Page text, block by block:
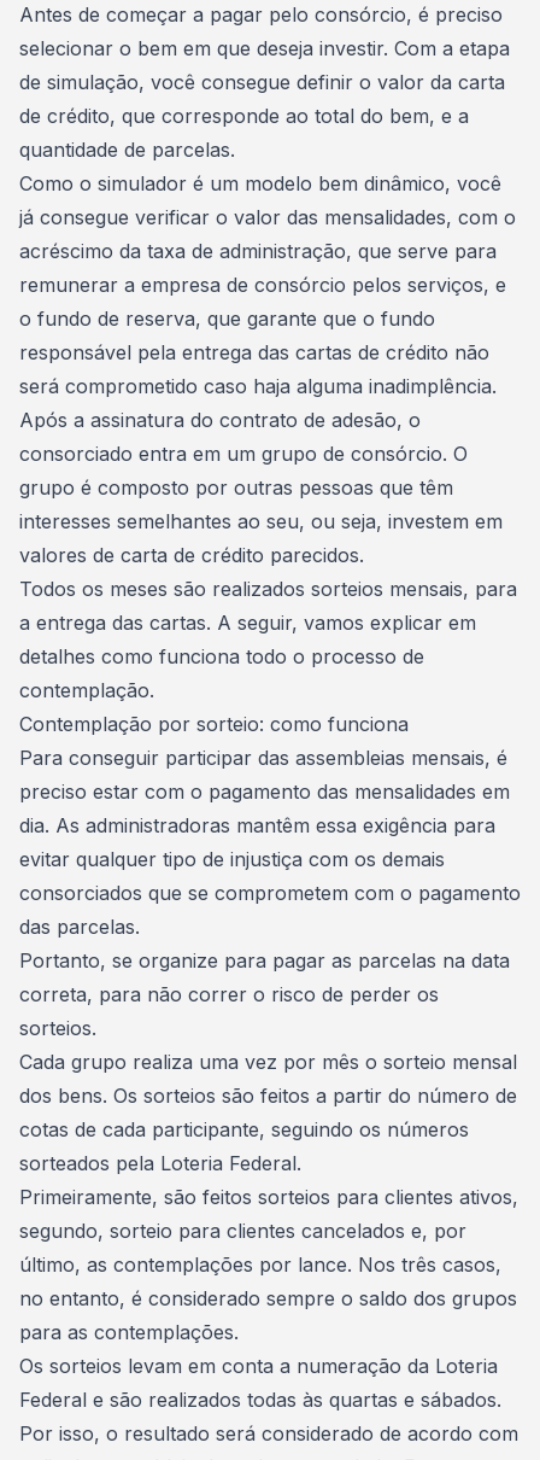
Antes de começar a pagar pelo consórcio, é preciso
selecionar o bem em que deseja investir. Com a etapa
de simulação, você consegue definir o valor da carta
de crédito, que corresponde ao total do bem, e a
quantidade de parcelas.
Como o simulador é um modelo bem dinâmico, você
já consegue verificar o valor das mensalidades, com o
acréscimo da taxa de administração, que serve para
remunerar a empresa de consórcio pelos serviços, e
o fundo de reserva, que garante que o fundo
responsável pela entrega das cartas de crédito não
será comprometido caso haja alguma inadimplência.
Após a assinatura do contrato de adesão, o
consorciado entra em um grupo de consórcio. O
grupo é composto por outras pessoas que têm
interesses semelhantes ao seu, ou seja, investem em
valores de carta de crédito parecidos.
Todos os meses são realizados sorteios mensais, para
a entrega das cartas. A seguir, vamos explicar em
detalhes como funciona todo o processo de
contemplação.
Contemplação por sorteio: como funciona
Para conseguir participar das assembleias mensais, é
preciso estar com o pagamento das mensalidades em
dia. As administradoras mantêm essa exigência para
evitar qualquer tipo de injustiça com os demais
consorciados que se comprometem com o pagamento
das parcelas.
Portanto, se organize para pagar as parcelas na data
correta, para não correr o risco de perder os
sorteios.
Cada grupo realiza uma vez por mês o sorteio mensal
dos bens. Os sorteios são feitos a partir do número de
cotas de cada participante, seguindo os números
sorteados pela Loteria Federal.
Primeiramente, são feitos sorteios para clientes ativos,
segundo, sorteio para clientes cancelados e, por
último, as contemplações por lance. Nos três casos,
no entanto, é considerado sempre o saldo dos grupos
para as contemplações.
Os sorteios levam em conta a numeração da Loteria
Federal e são realizados todas às quartas e sábados.
Por isso, o resultado será considerado de acordo com